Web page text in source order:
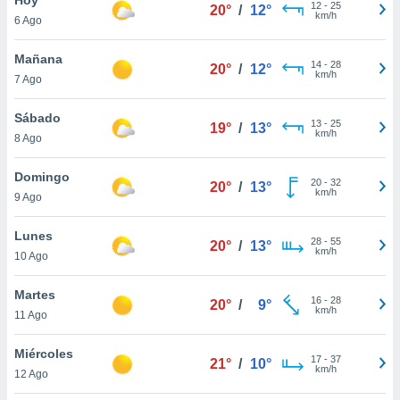
en
más
nuestra
de
cookies
aceptar
6 Ago
20° / 12° 12- 25
km/h
Mañana
7 Ago
20° / 12° 14- 28
km/h
Sábado
8 Ago
19° / 13° 13- 25
km/h
Domingo
9 Ago
20° / 13° 20- 32
km/h
Lunes
10 Ago
20° / 13° 28- 55
km/h
Martes
11 Ago
20° / 9° 16- 28
km/h
Miércoles
12 Ago
21° / 10° 17- 37
km/h